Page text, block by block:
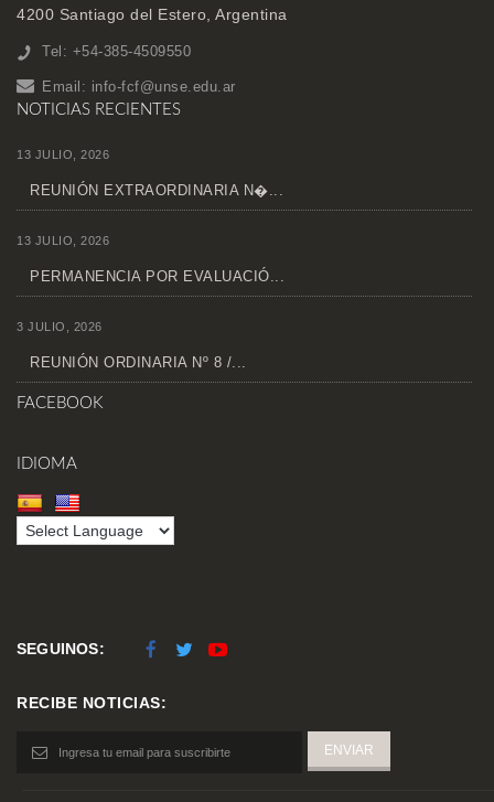
4200 Santiago del Estero, Argentina
Tel: +54-385-4509550
Email: info-fcf@unse.edu.ar
NOTICIAS RECIENTES
13 JULIO, 2026
REUNIÓN EXTRAORDINARIA N�...
13 JULIO, 2026
PERMANENCIA POR EVALUACIÓ...
3 JULIO, 2026
REUNIÓN ORDINARIA Nº 8 /...
FACEBOOK
IDIOMA
SEGUINOS:
RECIBE NOTICIAS: